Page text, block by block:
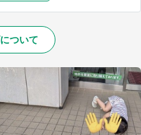
ついて